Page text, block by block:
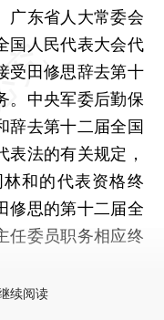
广东省人大常委会
国人民代表大会代
受田修思辞去第十
。中央军委后勤保
辞去第十二届全国
表法的有关规定，
和的代表资格终
修思的第十二届全
任委员职务相应终
续阅读